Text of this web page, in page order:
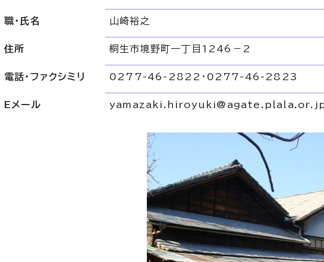
職・氏名 山崎裕之
住所 桐生市境野町一丁目1246－2
電話・ファクシミリ 0277-46-2822・0277-46-2823
Eメール